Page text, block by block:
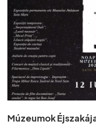
Múzeumok